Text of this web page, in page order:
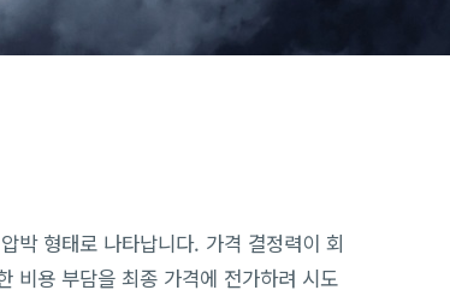
박 형태로 나타납니다. 가격 결정력이 회
비용 부담을 최종 가격에 전가하려 시도